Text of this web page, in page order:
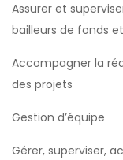
Assurer et
bailleurs de fonds
Accompagner la
des projets
Gestion d’équipe
Gérer, superviser,